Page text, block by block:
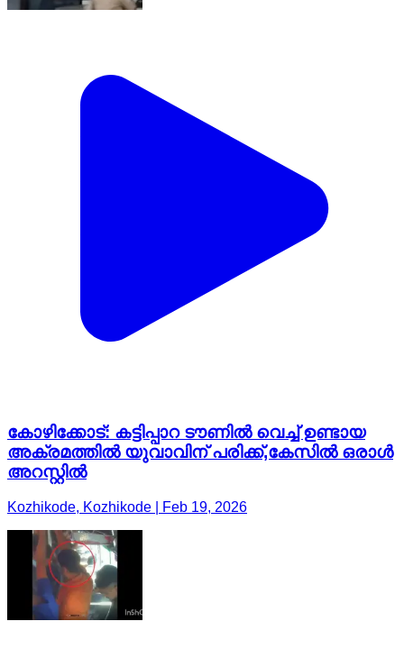
കോഴിക്കോട്: കട്ടിപ്പാറ ടൗണിൽ വെച്ച് ഉണ്ടായ
അക്രമത്തിൽ യുവാവിന് പരിക്ക്,കേസിൽ ഒരാൾ
അറസ്റ്റിൽ
Kozhikode, Kozhikode | Feb 19, 2026